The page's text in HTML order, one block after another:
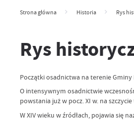
Strona główna Historia Rys
Rys
Początki osadnictwa na terenie
O intensywnym osadnictwie
powstania już w pocz. XI w. na
W XIV wieku w źródłach, pojawia się